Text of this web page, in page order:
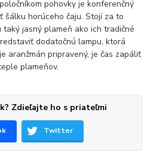
pohovky je konferenčný
šálku horúceho čaju. Stojí za to
jasný plameň ako ich tradičné
dodatočnú lampu, ktorá
aranžmán pripravený, je čas zapáliť
plameňov.
Zdieľajte ho s priateľmi
Twitter